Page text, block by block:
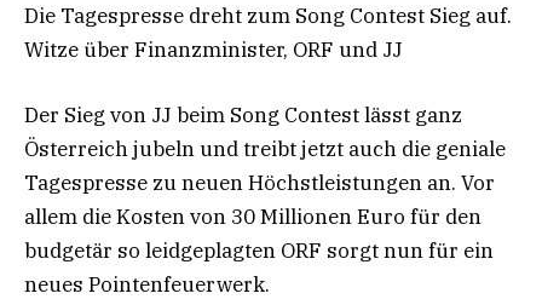
Die Tagespresse dreht zum Song Contest Sieg auf.
Witze über Finanzminister, ORF und JJ
Der Sieg von JJ beim Song Contest lässt ganz
Österreich jubeln und treibt jetzt auch die geniale
Tagespresse zu neuen Höchstleistungen an. Vor
allem die Kosten von 30 Millionen Euro für den
budgetär so leidgeplagten ORF sorgt nun für ein
neues Pointenfeuerwerk.